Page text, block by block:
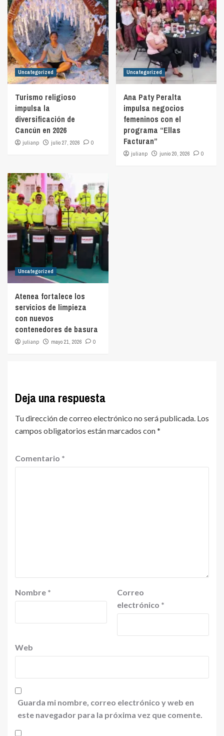
Uncategorized
Turismo religioso
impulsa la
diversificación de
Cancún en 2026
julianp julio 27, 2026 0
Uncategorized
Ana Paty Peralta
impulsa negocios
femeninos con el
programa “Ellas
Facturan”
julianp junio 20, 2026 0
Uncategorized
Atenea fortalece los
servicios de limpieza
con nuevos
contenedores de basura
julianp mayo 21, 2026 0
Deja una respuesta
Tu dirección de correo electrónico no será publicada. Los
campos obligatorios están marcados con*
Comentario *
Nombre *
Correo
electrónico *
Web
Guarda mi nombre, correo electrónico y web en
este navegador para la próxima vez que comente.